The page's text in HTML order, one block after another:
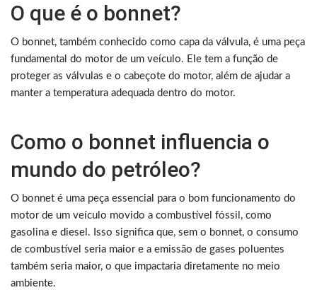
O que é o bonnet?
O bonnet, também conhecido como capa da válvula, é uma peça
fundamental do motor de um veículo. Ele tem a função de
proteger as válvulas e o cabeçote do motor, além de ajudar a
manter a temperatura adequada dentro do motor.
Como o bonnet influencia o
mundo do petróleo?
O bonnet é uma peça essencial para o bom funcionamento do
motor de um veículo movido a combustível fóssil, como
gasolina e diesel. Isso significa que, sem o bonnet, o consumo
de combustível seria maior e a emissão de gases poluentes
também seria maior, o que impactaria diretamente no meio
ambiente.